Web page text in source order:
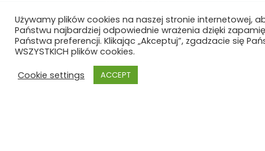
Akty prawne
Ochrona danych osobowych
Polityka prywatności
Deklaracja dostępności
Używamy plików cookies na naszej stronie internetowej,
Państwu najbardziej odpowiednie wrażenia dzięki
Państwa preferencji. Klikając „Akceptuj”, zgadzacie się
WSZYSTKICH plików cookies.
Cookie settings
ACCEPT